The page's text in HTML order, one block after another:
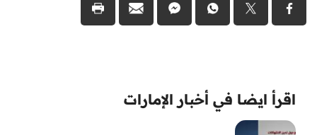
اقرأ ايضا في أخبار الإمارات